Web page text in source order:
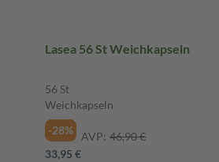
Lasea 56 St Weichkapseln
56 St
Weichkapseln
-28%
AVP: 46,90 €
33,95 €